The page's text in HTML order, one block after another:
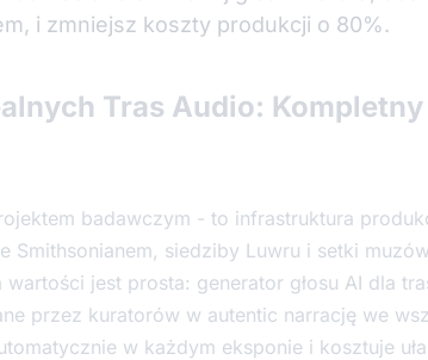
i zmniejsz koszty produkcji o 80%.
Tras Audio: Kompletny
badawczym - to infrastruktura
siedziby Luwru i setki muzów
jest prosta: generator głosu AI dla
przez kuratorów w autentic narrację we
w każdym eksponie i kosztuje